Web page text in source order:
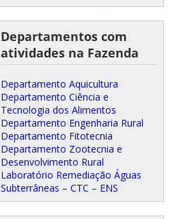
Departamentos com
atividades na Fazenda
Departamento Aquicultura
Departamento Ciência e
Tecnologia dos Alimentos
Departamento Engenharia Rural
Departamento Fitotecnia
Departamento Zootecnia e
Desenvolvimento Rural
Laboratório Remediação Águas
Subterrâneas – CTC – ENS